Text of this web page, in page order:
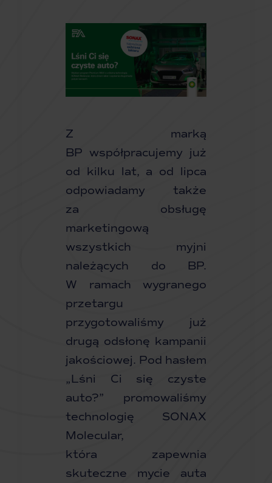
Z marką
BP współpracujemy już
od kilku lat, a od lipca
odpowiadamy także
za obsługę
marketingową
wszystkich myjni
należących do BP.
W ramach wygranego
przetargu
przygotowaliśmy już
drugą odsłonę kampanii
jakościowej. Pod hasłem
„Lśni Ci się czyste
auto?” promowaliśmy
technologię SONAX
Molecular,
która zapewnia
skuteczne mycie auta